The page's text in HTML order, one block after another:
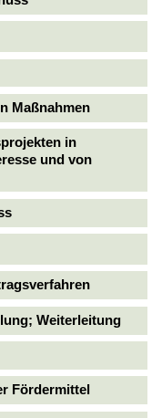
Maßnahmen
in
und von
Weiterleitung
Fördermittel